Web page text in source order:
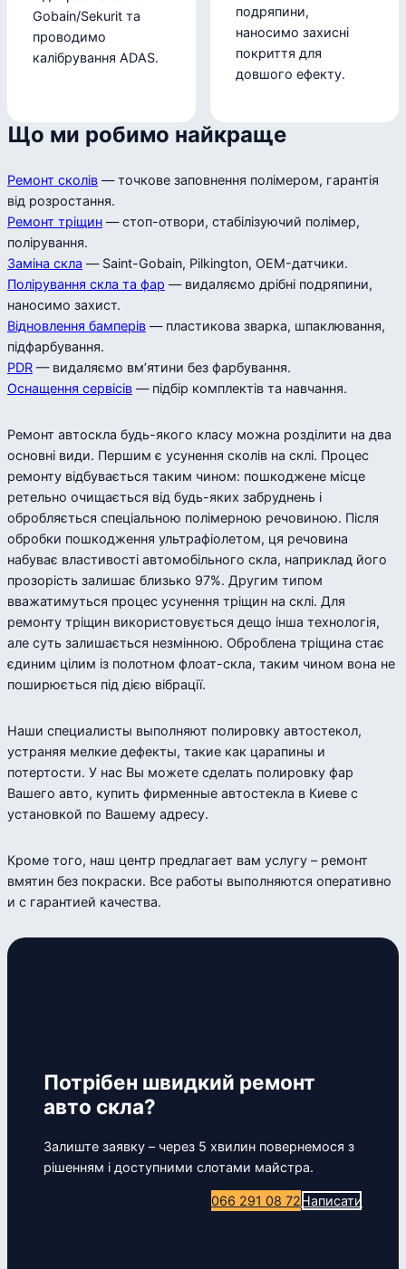
Gobain/Sekurit та
проводимо
калібрування ADAS.
подряпини,
наносимо захисні
покриття для
довшого ефекту.
Що ми робимо найкраще
Ремонт сколів — точкове заповнення полімером, гарантія
від розростання.
Ремонт тріщин — стоп-отвори, стабілізуючий полімер,
полірування.
Заміна скла — Saint-Gobain, Pilkington, OEM-датчики.
Полірування скла та фар — видаляємо дрібні подряпини,
наносимо захист.
Відновлення бамперів — пластикова зварка, шпаклювання,
підфарбування.
PDR — видаляємо вм’ятини без фарбування.
Оснащення сервісів — підбір комплектів та навчання.
Ремонт автоскла будь-якого класу можна розділити на два
основні види. Першим є усунення сколів на склі. Процес
ремонту відбувається таким чином: пошкоджене місце
ретельно очищається від будь-яких забруднень і
обробляється спеціальною полімерною речовиною. Після
обробки пошкодження ультрафіолетом, ця речовина
набуває властивості автомобільного скла, наприклад його
прозорість залишає близько 97%. Другим типом
вважатимуться процес усунення тріщин на склі. Для
ремонту тріщин використовується дещо інша технологія,
але суть залишається незмінною. Оброблена тріщина стає
єдиним цілим із полотном флоат-скла, таким чином вона не
поширюється під дією вібрації.
Наши специалисты выполняют полировку автостекол,
устраняя мелкие дефекты, такие как царапины и
потертости. У нас Вы можете сделать полировку фар
Вашего авто, купить фирменные автостекла в Киеве с
установкой по Вашему адресу.
Кроме того, наш центр предлагает вам услугу – ремонт
вмятин без покраски. Все работы выполняются оперативно
и с гарантией качества.
Потрібен швидкий ремонт
авто скла?
Залиште заявку – через 5 хвилин повернемося з
рішенням і доступними слотами майстра.
066 291 08 72 Написати